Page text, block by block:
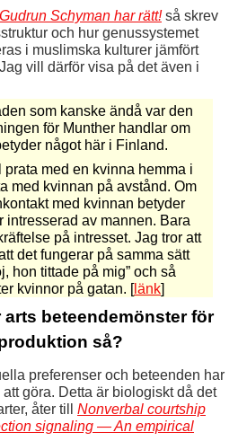
Schyman har rätt!så skrev
och hur genussystemet
i muslimska kulturer jämfört
vill därför visa på det även i
som kanske ändå var den
för Munther handlar om
något här i Finland.
prata med en kvinna hemma i
med kvinnan på avstånd. Om
med kvinnan betyder
intresserad av mannen. Bara
på intresset. Jag tror att
det fungerar på samma sätt
hon tittade på mig” och så
kvinnor på gatan. [
länk]
arts beteendemönster för
så?
preferenser och beteenden har
göra. Detta är biologiskt då det
åter till Nonverbal courtship
signaling — An empirical